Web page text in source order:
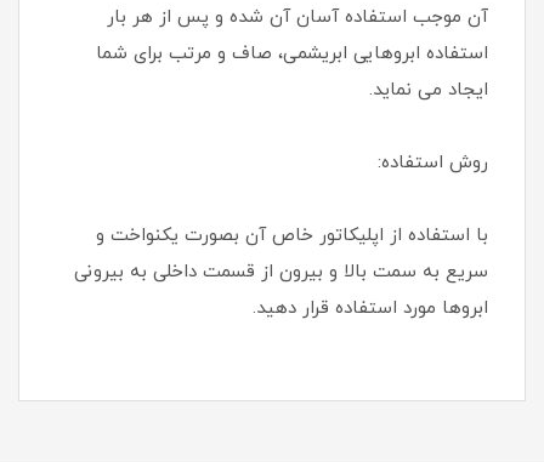
آن موجب استفاده آسان آن شده و پس از هر بار
استفاده ابروهایی ابریشمی، صاف و مرتب برای شما
ایجاد می نماید.
روش استفاده:
با استفاده از اپلیکاتور خاص آن بصورت یکنواخت و
سریع به سمت بالا و بیرون از قسمت داخلی به بیرونی
ابروها مورد استفاده قرار دهید.